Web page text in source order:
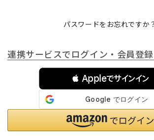
パスワードをお忘れですか
連携サービスでログイン・会員登録
 Appleでサインイン